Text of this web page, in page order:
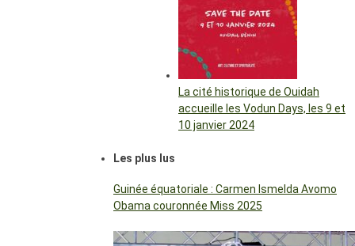
La cité historique de Ouidah
accueille les Vodun Days, les 9 et
10 janvier 2024
Les plus lus
Guinée équatoriale : Carmen Ismelda Avomo
Obama couronnée Miss 2025